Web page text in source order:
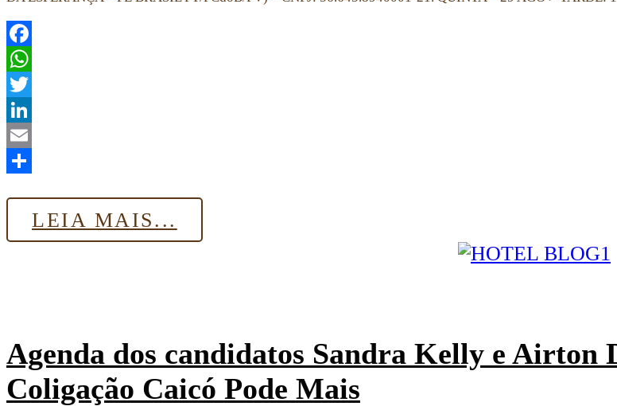
Facebook
WhatsApp
Twitter
LinkedIn
Email
LEIA MAIS...
Agenda dos candidatos Sandra Kelly e Airton
Coligação Caicó Pode Mais